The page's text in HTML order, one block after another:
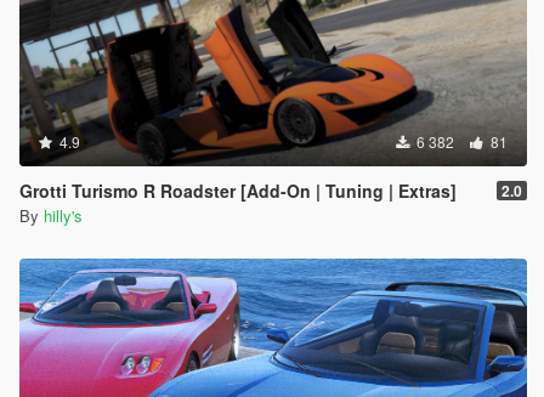
4.9 6 382 81
Grotti Turismo R Roadster [Add-On | Tuning | Extras] 2.0
By hilly's